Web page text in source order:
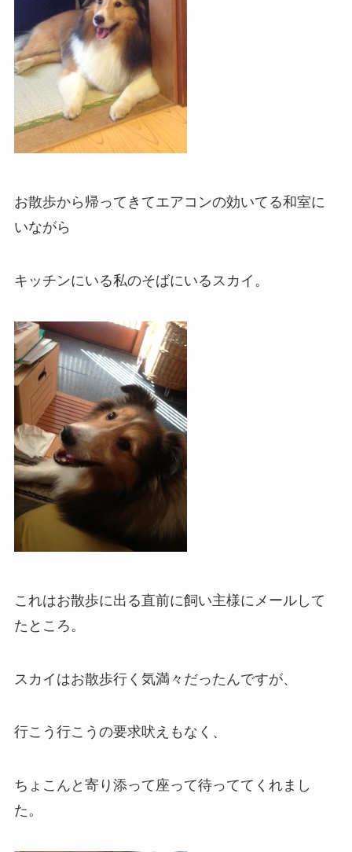
お散歩から帰ってきてエアコンの効いてる和室に
いながら
キッチンにいる私のそばにいるスカイ。
これはお散歩に出る直前に飼い主様にメールして
たところ。
スカイはお散歩行く気満々だったんですが、
行こう行こうの要求吠えもなく、
ちょこんと寄り添って座って待っててくれまし
た。